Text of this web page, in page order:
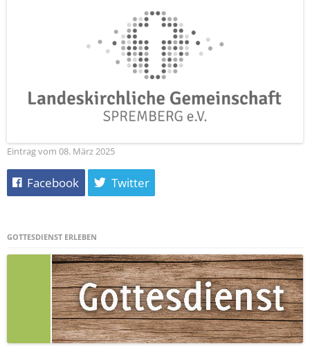
Eintrag vom 08. März 2025
Facebook Twitter
GOTTESDIENST ERLEBEN